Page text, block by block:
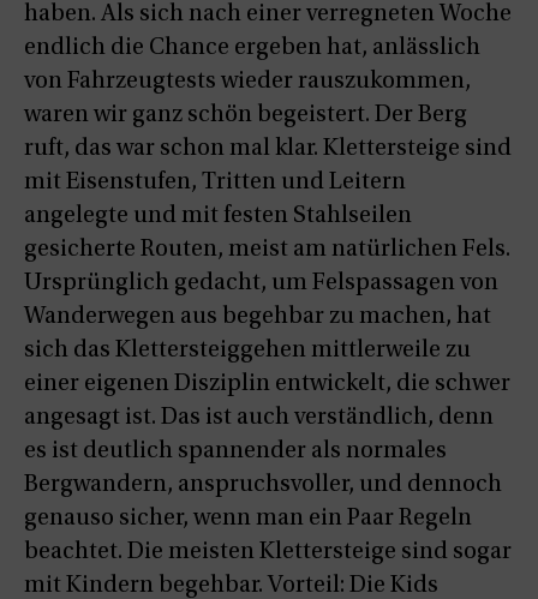
haben. Als sich nach einer verregneten Woche
endlich die Chance ergeben hat, anlässlich
von Fahrzeugtests wieder rauszukommen,
waren wir ganz schön begeistert. Der Berg
ruft, das war schon mal klar. Klettersteige sind
mit Eisenstufen, Tritten und Leitern
angelegte und mit festen Stahlseilen
gesicherte Routen, meist am natürlichen Fels.
Ursprünglich gedacht, um Felspassagen von
Wanderwegen aus begehbar zu machen, hat
sich das Klettersteiggehen mittlerweile zu
einer eigenen Disziplin entwickelt, die schwer
angesagt ist. Das ist auch verständlich, denn
es ist deutlich spannender als normales
Bergwandern, anspruchsvoller, und dennoch
genauso sicher, wenn man ein Paar Regeln
beachtet. Die meisten Klettersteige sind sogar
mit Kindern begehbar. Vorteil: Die Kids